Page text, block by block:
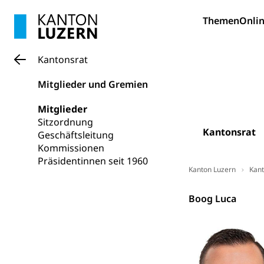
Themen
Kantonsrat
Kantonsrat
Mitglieder und Gremien
Mitglieder
Sitzordnung
Geschäftsleitung
Kommissionen
Präsidentinnen seit 1960
Kanton Luzern
Kantonsrat
Boog Luca
Kulturpolitik,
Förderung,
Theater/Tanz,
Schifffahrt
Autoverkehr,
Individualverkehr